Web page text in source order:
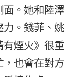
面。她和陸澤
力。錢菲、姚
有煙火》很重
，也會在對方